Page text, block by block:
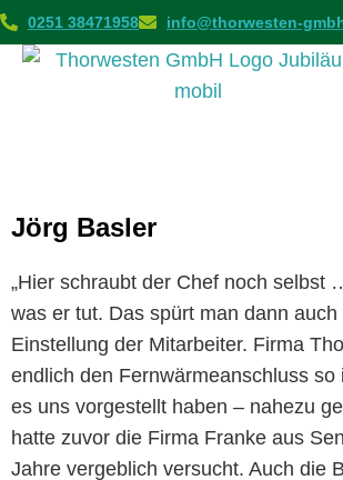
0251 38471958 info@thorwesten-
Jörg Basler
„Hier schraubt der Chef noch selbst
was er tut. Das spürt man dann auch
Einstellung der Mitarbeiter. Firma
endlich den Fernwärmeanschluss so
es uns vorgestellt haben – nahezu
hatte zuvor die Firma Franke aus
Jahre vergeblich versucht. Auch die